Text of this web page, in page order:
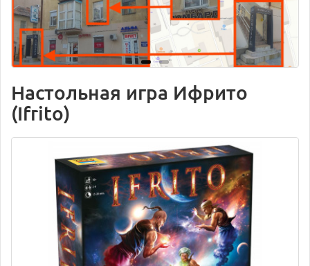
Настольная игра Ифрито
(Ifrito)